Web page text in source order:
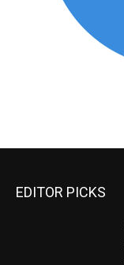
EDITOR PICKS